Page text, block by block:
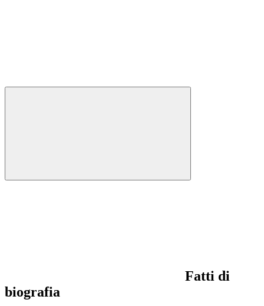
Fatti di
biografia